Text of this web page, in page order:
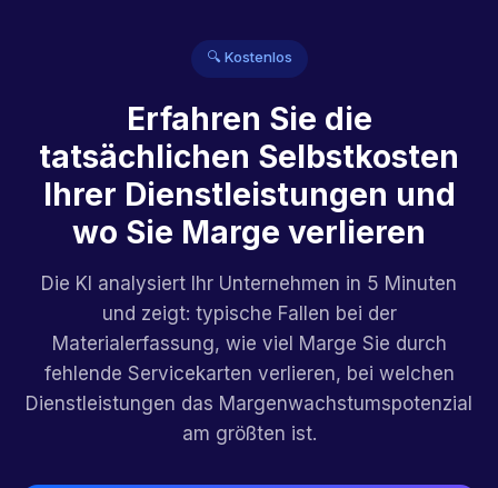
🔍 Kostenlos
Erfahren Sie die
tatsächlichen Selbstkosten
Ihrer Dienstleistungen und
wo Sie Marge verlieren
Die KI analysiert Ihr Unternehmen in 5 Minuten
und zeigt: typische Fallen bei der
Materialerfassung, wie viel Marge Sie durch
fehlende Servicekarten verlieren, bei welchen
Dienstleistungen das Margenwachstumspotenzial
am größten ist.